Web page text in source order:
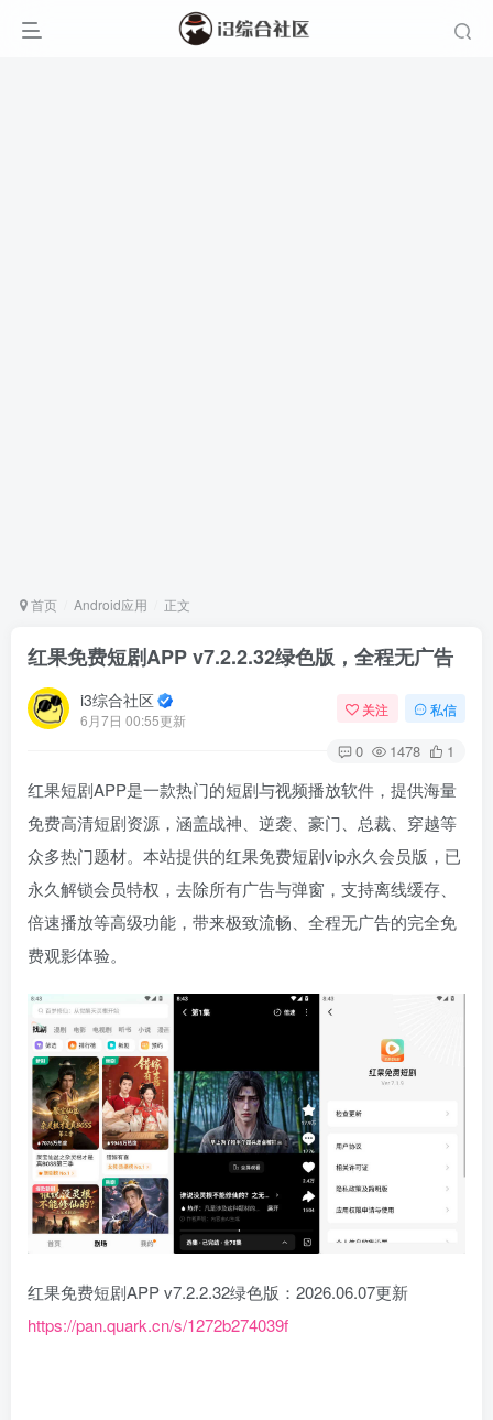
首页 Android应用 正文
红果免费短剧APP v7.2.2.32绿色版，全程无广告
i3综合社区
6月7日 00:55更新
关注 私信
0 1478 1
红果短剧APP是一款热门的短剧与视频播放软件，提供海量
免费高清短剧资源，涵盖战神、逆袭、豪门、总裁、穿越等
众多热门题材。本站提供的红果免费短剧vip永久会员版，已
永久解锁会员特权，去除所有广告与弹窗，支持离线缓存、
倍速播放等高级功能，带来极致流畅、全程无广告的完全免
费观影体验。
红果免费短剧APP v7.2.2.32绿色版：2026.06.07更新
https://pan.quark.cn/s/1272b274039f